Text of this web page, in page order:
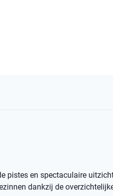
pistes en spectaculaire
dankzij de